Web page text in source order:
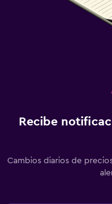
Terraza/patio
Actividades
Recibe
Cambios diarios de